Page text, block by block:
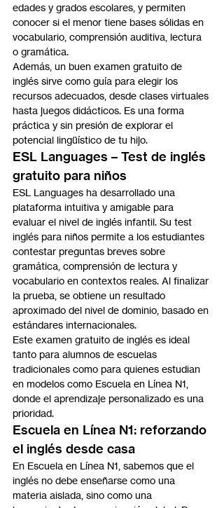
edades y grados escolares, y permiten
conocer si el menor tiene bases sólidas en
vocabulario, comprensión auditiva, lectura
o gramática.
Además, un buen examen gratuito de
inglés sirve como guía para elegir los
recursos adecuados, desde clases virtuales
hasta juegos didácticos. Es una forma
práctica y sin presión de explorar el
potencial lingüístico de tu hijo.
ESL Languages – Test de inglés
gratuito para niños
ESL Languages ha desarrollado una
plataforma intuitiva y amigable para
evaluar el nivel de inglés infantil. Su test
inglés para niños permite a los estudiantes
contestar preguntas breves sobre
gramática, comprensión de lectura y
vocabulario en contextos reales. Al finalizar
la prueba, se obtiene un resultado
aproximado del nivel de dominio, basado en
estándares internacionales.
Este examen gratuito de inglés es ideal
tanto para alumnos de escuelas
tradicionales como para quienes estudian
en modelos como Escuela en Línea N1,
donde el aprendizaje personalizado es una
prioridad.
Escuela en Línea N1: reforzando
el inglés desde casa
En Escuela en Línea N1, sabemos que el
inglés no debe enseñarse como una
materia aislada, sino como una